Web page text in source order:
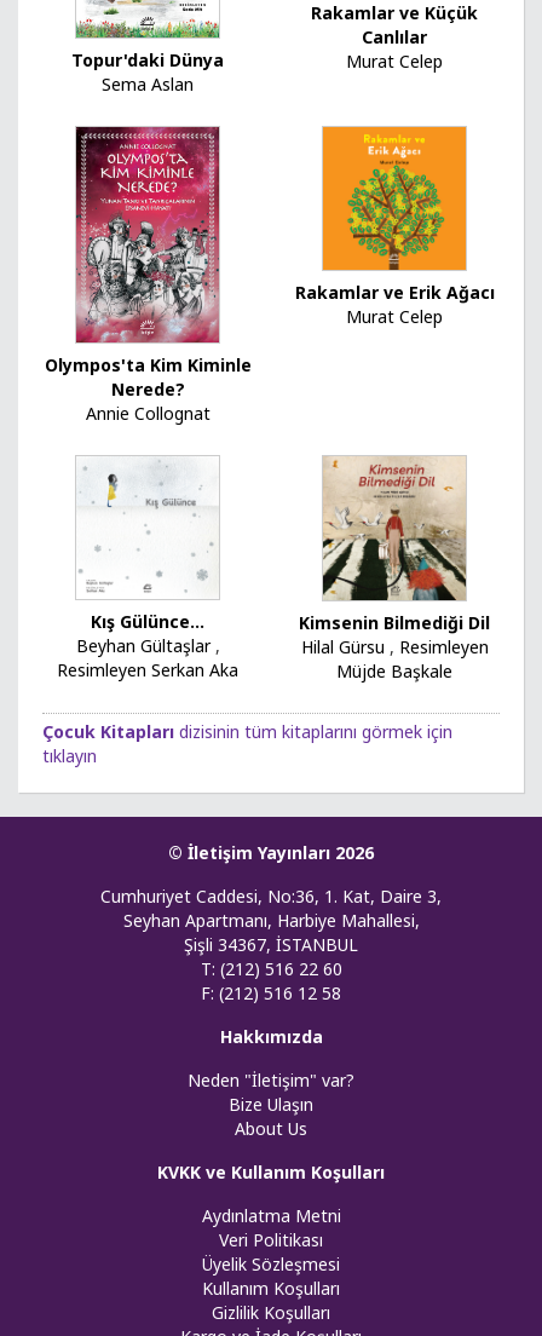
Topur'daki Dünya
Sema Aslan
Rakamlar ve Küçük
Canlılar
Murat Celep
Olympos'ta Kim Kiminle
Nerede?
Annie Collognat
Rakamlar ve Erik Ağacı
Murat Celep
Kış Gülünce...
Beyhan Gültaşlar,
Resimleyen Serkan Aka
Kimsenin Bilmediği Dil
Hilal Gürsu , Resimleyen
Müjde Başkale
Çocuk Kitapları dizisinin tüm kitaplarını görmek için
tıklayın
© İletişim Yayınları 2026
Cumhuriyet Caddesi, No:36, 1. Kat, Daire 3,
Seyhan Apartmanı, Harbiye Mahallesi,
Şişli 34367, İSTANBUL
T: (212) 516 22 60
F: (212) 516 12 58
Hakkımızda
Neden "İletişim" var?
Bize Ulaşın
About Us
KVKK ve Kullanım Koşulları
Aydınlatma Metni
Veri Politikası
Üyelik Sözleşmesi
Kullanım Koşulları
Gizlilik Koşulları